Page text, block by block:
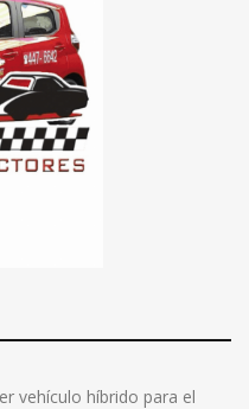
vehículo híbrido para el